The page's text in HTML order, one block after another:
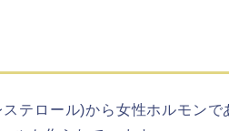
テロール)から女性ホルモンで